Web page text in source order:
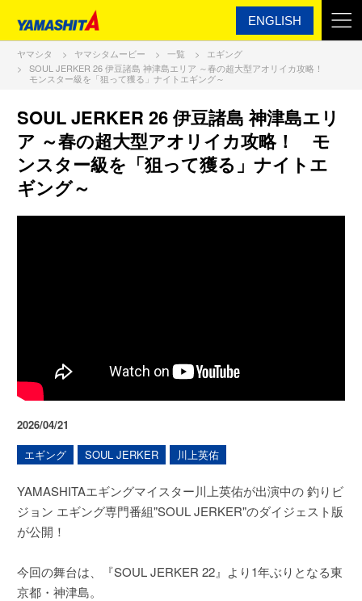
ENGLISH
ヤマシタ ヤマシタムービー 一覧
エギング
SOUL JERKER 26 伊豆諸島 神津島エリア ～春の超大型アオリイカ攻略！
モンスター級を「狙って獲る」ナイトエギング～
SOUL JERKER 26 伊豆諸島 神津島エリ
ア ～春の超大型アオリイカ攻略！ モ
ンスター級を「狙って獲る」ナイトエ
ギング～
2026/04/21
エギング
SOUL JERKER 川上英佑
YAMASHITAエギングマイスター川上英佑が出演中の 釣りビ
ジョン エギング専門番組"SOUL JERKER"のダイジェスト版
が公開！
今回の舞台は、『SOUL JERKER 22』より1年ぶりとなる東
京都・神津島。